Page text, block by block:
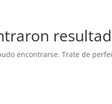
encontrarse. Trate de